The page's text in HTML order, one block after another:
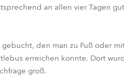
an allen vier Tagen
den man zu Fuß oder
erreichen konnte. Dort
groß.